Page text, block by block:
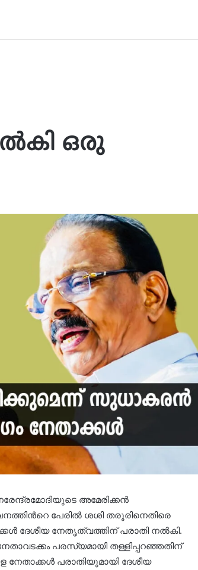
ഒരു
അമേരിക്കന്‍
പേരിൽ ശശി തരൂരിനെതിരെ
ദേശീയ നേതൃത്വത്തിന് പരാതി നൽകി.
പരസ്യമായി തള്ളിപ്പറഞ്ഞതിന്
നേതാക്കൾ പരാതിയുമായി ദേശീയ